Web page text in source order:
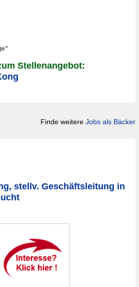
Stellenangebot:
Finde weitere Jobs als Bäcker
stellv. Geschäftsleitung in